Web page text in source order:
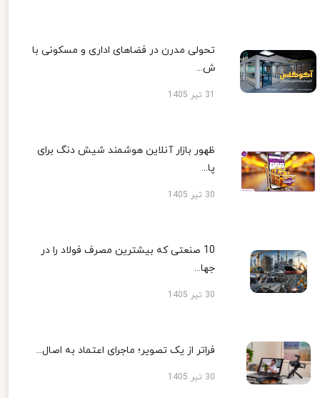
تحولی مدرن در فضاهای اداری و مسکونی با
ش...
ظهور بازار آنلاین هوشمند شیش دنگ برای
پا...
30 تیر 1405
10 صنعتی که بیشترین مصرف فولاد را در
جها...
30 تیر 1405
فراتر از یک تصویر؛ ماجرای اعتماد به اصال...
30 تیر 1405